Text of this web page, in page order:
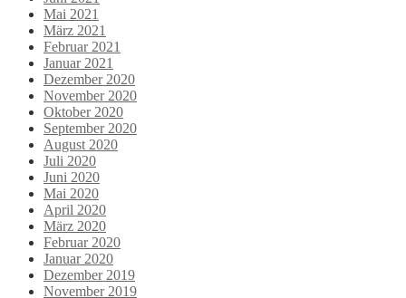
Mai 2021
März 2021
Februar 2021
Januar 2021
Dezember 2020
November 2020
Oktober 2020
September 2020
August 2020
Juli 2020
Juni 2020
Mai 2020
April 2020
März 2020
Februar 2020
Januar 2020
Dezember 2019
November 2019